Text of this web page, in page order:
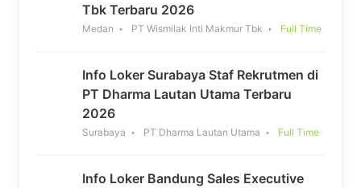
Tbk Terbaru 2026
Medan PT Wismilak Inti Makmur Tbk Full Time
Info Loker Surabaya Staf Rekrutmen di
PT Dharma Lautan Utama Terbaru
2026
Surabaya PT Dharma Lautan Utama Full Time
Info Loker Bandung Sales Executive